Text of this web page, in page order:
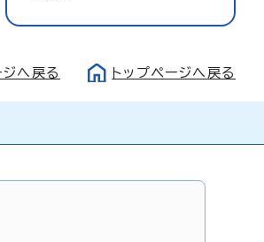
へ戻る トップページへ戻る